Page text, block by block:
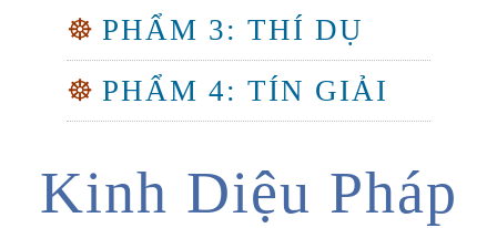
☸ PHẨM 3: THÍ DỤ
☸ PHẨM 4: TÍN GIẢI
Kinh Diệu Pháp